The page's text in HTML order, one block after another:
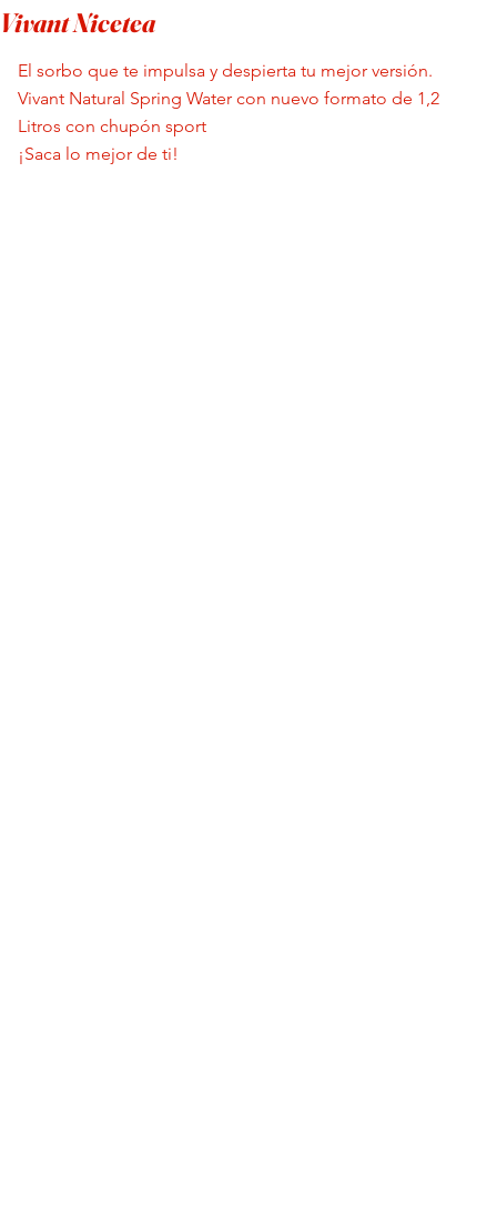
Vivant Nicetea
El sorbo que te impulsa y despierta tu mejor versión.
Vivant Natural Spring Water con nuevo formato de 1,2
Litros con chupón sport
¡Saca lo mejor de ti!